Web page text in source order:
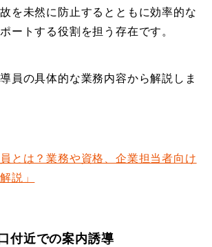
を未然に防止するとともに効率的な
ートする役割を担う存在です。
員の具体的な業務内容から解説しま
員とは？業務や資格、企業担当者向け
説」
付近での案内誘導